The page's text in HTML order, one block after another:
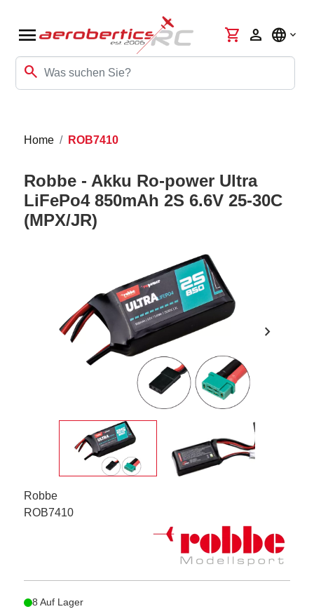
menu
search
shopping_cart person language
Home ROB7410
Robbe - Akku Ro-power Ultra
LiFePo4 850mAh 2S 6.6V 25-30C
(MPX/JR)
chevron_right
Robbe
ROB7410
8 Auf Lager